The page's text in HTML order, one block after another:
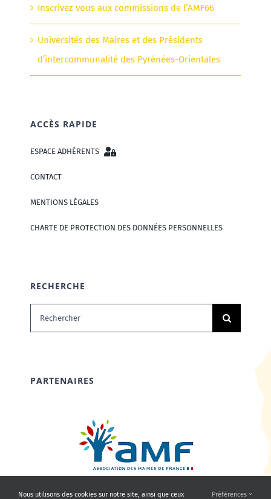
Inscrivez vous aux commissions de l’AMF66
Universités des Maires et des Présidents
d’intercommunalité des Pyrénées-Orientales
ACCÈS RAPIDE
ESPACE ADHÉRENTS
CONTACT
MENTIONS LÉGALES
CHARTE DE PROTECTION DES DONNÉES PERSONNELLES
RECHERCHE
Rechercher:
PARTENAIRES
Nous utilisons des cookies sur notre site, ainsi que ceux Préférences